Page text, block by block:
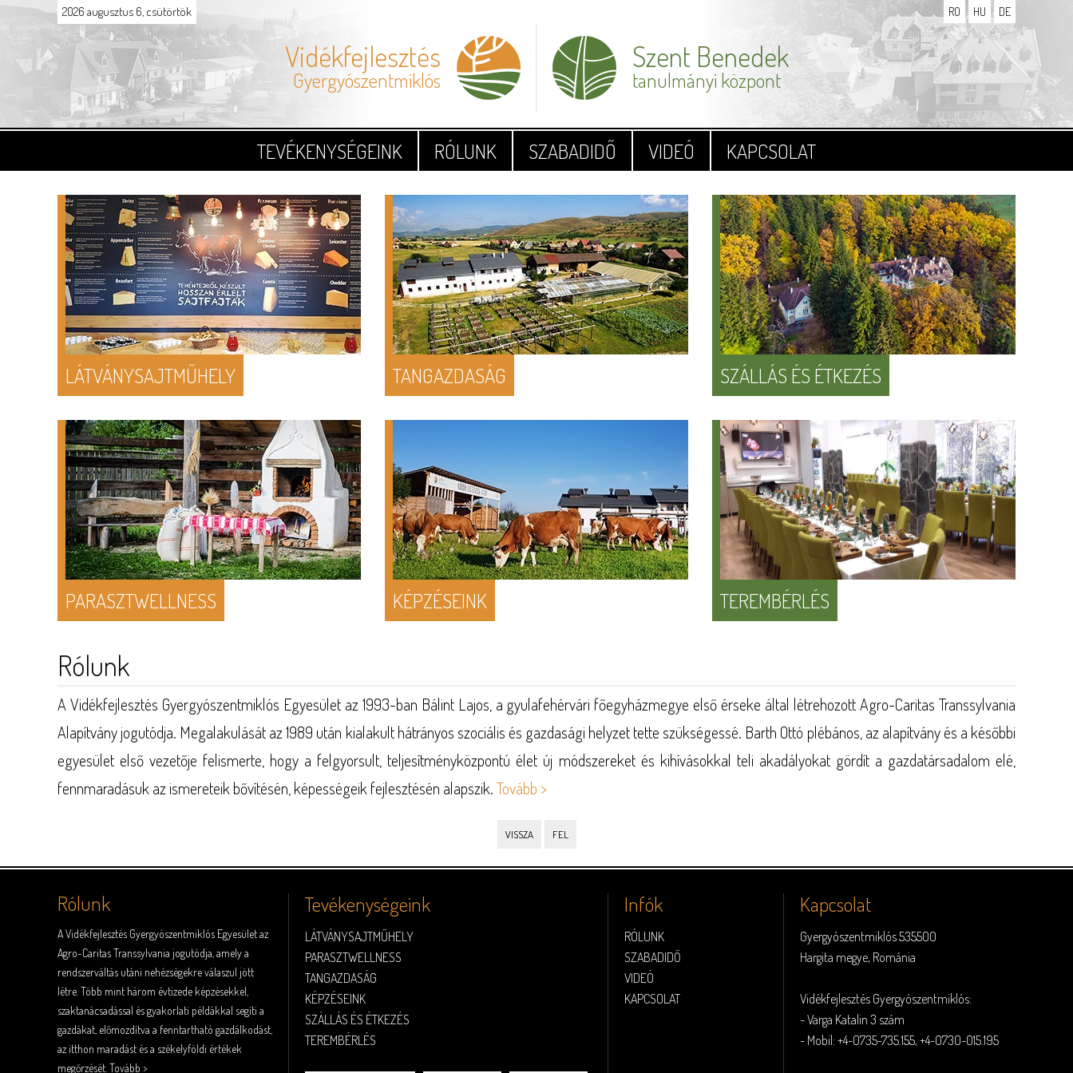
2026 augusztus 6, csütörtök RO HU DE
Vidékfejlesztés
Gyergyószentmiklós
Szent Benedek
tanulmányi központ
TEVÉKENYSÉGEINK RÓLUNK SZABADIDŐ VIDEÓ KAPCSOLAT
LÁTVÁNYSAJTMŰHELY TANGAZDASÁG SZÁLLÁS ÉS ÉTKEZÉS
PARASZTWELLNESS KÉPZÉSEINK TEREMBÉRLÉS
Rólunk
A Vidékfejlesztés Gyergyószentmiklós Egyesület az 1993-ban Bálint Lajos, a gyulafehérvári főegyházmegye első érseke által létrehozott Agro-Caritas Transsylvania
Alapítvány jogutódja. Megalakulását az 1989 után kialakult hátrányos szociális és gazdasági helyzet tette szükségessé. Barth Ottó plébános, az alapítvány és a későbbi
egyesület első vezetője felismerte, hogy a felgyorsult, teljesítményközpontú élet új módszereket és kihívásokkal teli akadályokat gördít a gazdatársadalom elé,
fennmaradásuk az ismereteik bővítésén, képességeik fejlesztésén alapszik.Tovább >
VISSZA FEL
Rólunk
A Vidékfejlesztés Gyergyószentmiklós Egyesület az
Agro-Caritas Transsylvania jogutódja, amely a
rendszerváltás utáni nehézségekre válaszul jött
létre. Több mint három évtizede képzésekkel,
szaktanácsadással és gyakorlati példákkal segíti a
gazdákat, előmozdítva a fenntartható gazdálkodást,
az itthon maradást és a székelyföldi értékek
megőrzését. Tovább >
Tevékenységeink
LÁTVÁNYSAJTMŰHELY
PARASZTWELLNESS
TANGAZDASÁG
KÉPZÉSEINK
SZÁLLÁS ÉS ÉTKEZÉS
TEREMBÉRLÉS
Infók
RÓLUNK
SZABADIDŐ
VIDEÓ
KAPCSOLAT
Kapcsolat
Gyergyószentmiklós 535500
Hargita megye, Románia
Vidékfejlesztés Gyergyószentmiklós:
- Varga Katalin 3 szám
- Mobil: +4-0735-735.155, +4-0730-015.195